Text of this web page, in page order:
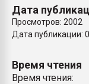
Дата
Просмотров: 2002
Дата публикации:
Время чтения
Время чтения: